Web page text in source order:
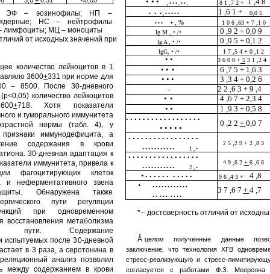
ЭФ – эозинофилы; НП –
НС – нейтрофилы
лимфоциты; МЦ – моноциты
от исходных значений при
количество лейкоцитов в 1
3600+331 при норме для
– 8500. После 30-дневного
количество лейкоцитов
+718. Хотя показатели
и гуморального иммунитета
нормы (табл. 4), у
иммунодефицита, а
содержания в крови
30-дневная адаптация к
иммунитета, привела к
фагоцитирующих клеток
и неферментативного звена
Обнаружена также
пути регуляции
при одновременном
восстановления метаболизма
пути. Содержание
испытуемых после 30-дневной
в 3 раза, а серотонина в
анализ позволил
между содержанием в крови
, • • • . • • . 8 1 ,7 2 +
• • • , • • • • • 1 ,6 1 + 0,0 5
• • • • , %
1 0 6 ,63 + 7 ,1 0
Ig M , • /•
0 ,9 2 + 0,0 9
Ig A , • /• 0 ,9 5 + 0,1 2
IgG, • /• 1 7 ,5 4 + 0 ,1 2
• • 3 6 0 0 + 5 3 1 ,2 4
• • •
6 ,7 5 + 1,6 3
• • •
3 ,3 4 + 0,2 6
•
2 2 ,6 3 + 9 ,4
• •
4 ,6 7 + 2,3 4
• •
1 ,9 3 + 0,5 8
• • • • • • • • • • • • • • • • • • 0 ,2 2 + 0,0 7
• • • • •
• • • • • • • • • • • • • • • • •
2 5 ,2 9 + 2 ,8 3
• • • • • • • • • • • 1 , •
• • • • • • • • • • • • • • • • •
4 9 ,6 2 + 6 ,6 8
• • • • • • • • • • • 2 , •
• • • • • • • • • • • • 9 6 ,4 3 +
4 ,8
•
• • • • • • • • • • • • 3 7 ,6 7 + 4 ,7
• • • • • • • • •
*– достоверность отличий от
Â целом полученные данные
заключение, что технология ХГВ
стресс-реализующую и стресс-
согласуется с работами Ф.З.